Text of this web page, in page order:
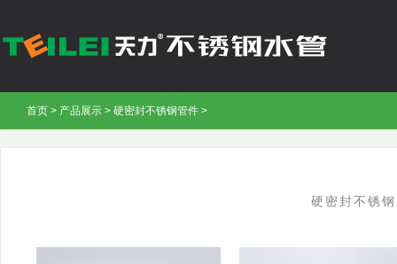
首页 > 产品展示 > 硬密封不锈钢管件 >
硬密封不锈